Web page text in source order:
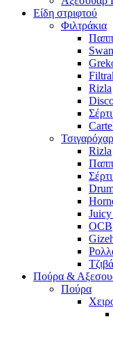
Είδη στριφτού
Φιλτράκια
Swan
Rizla
Rizla
Juicy
OCB
Πούρα &
Πούρα